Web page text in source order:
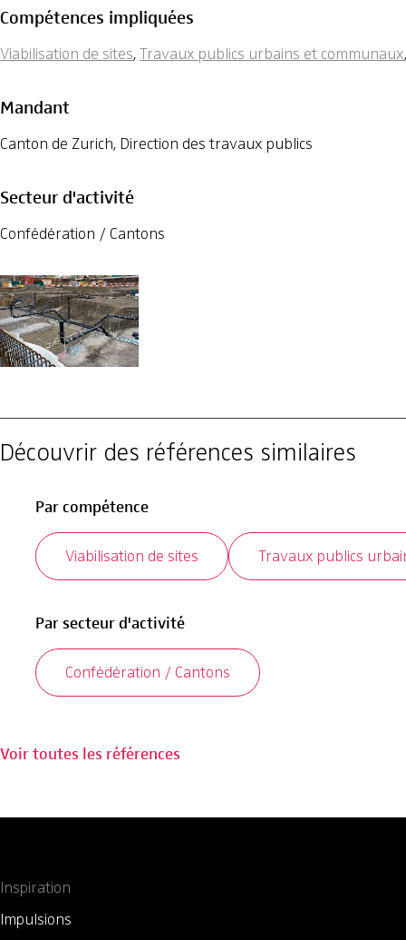
Compétences impliquées
Viabilisation de sites,Travaux publics urbains et communaux
Mandant
Canton de Zurich, Direction des travaux publics
Secteur d'activité
Confédération / Cantons
Découvrir des références similaires
Par compétence
Viabilisation de sites Travaux publics
Par secteur d'activité
Confédération / Cantons
Voir toutes les références
Inspiration
Impulsions